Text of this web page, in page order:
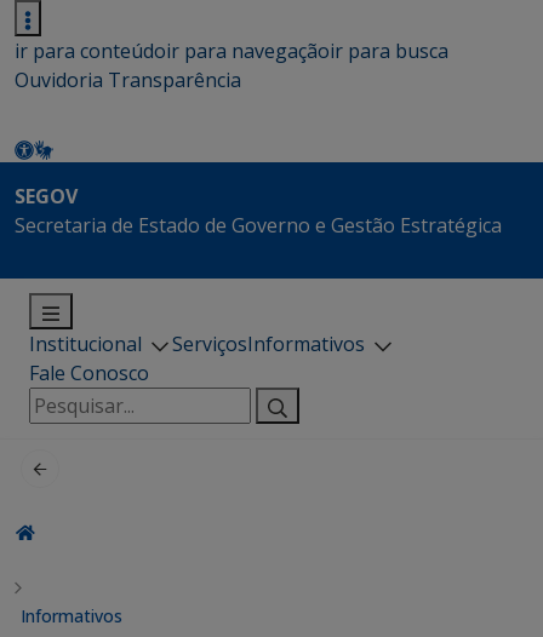
ir para conteúdoir para navegaçãoir para busca
Ouvidoria Transparência
SEGOV
Secretaria de Estado de Governo e Gestão Estratégica
Institucional ServiçosInformativos
Fale Conosco
Pesquisar
por:
Informativos